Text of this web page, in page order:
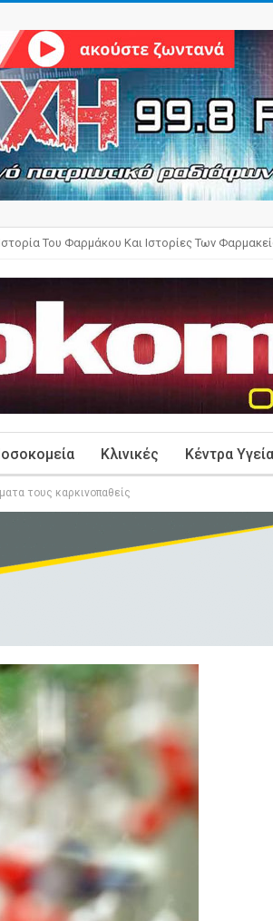
Του Φαρμάκου Και Ιστορίες Των
Κλινικές Κέντρα
τους καρκινοπαθείς